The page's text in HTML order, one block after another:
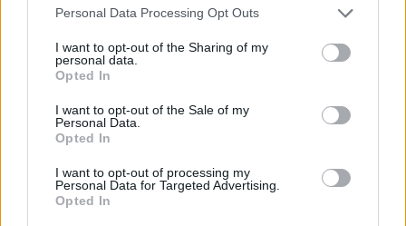
Please note that this website/app uses one or more Google
not limited to your visit or usage behaviour. You may click to
grant or deny consent to Google and its third-party tags to
use your data for below specified purposes in below Google
consent section.
Personal Data Processing Opt Outs
I want to opt-out of the Sharing of my
personal data.
Opted In
I want to opt-out of the Sale of my
Personal Data.
Opted In
I want to opt-out of processing my
Personal Data for Targeted Advertising.
Opted In
— Znaczenie napisuRIPna nagrobkach